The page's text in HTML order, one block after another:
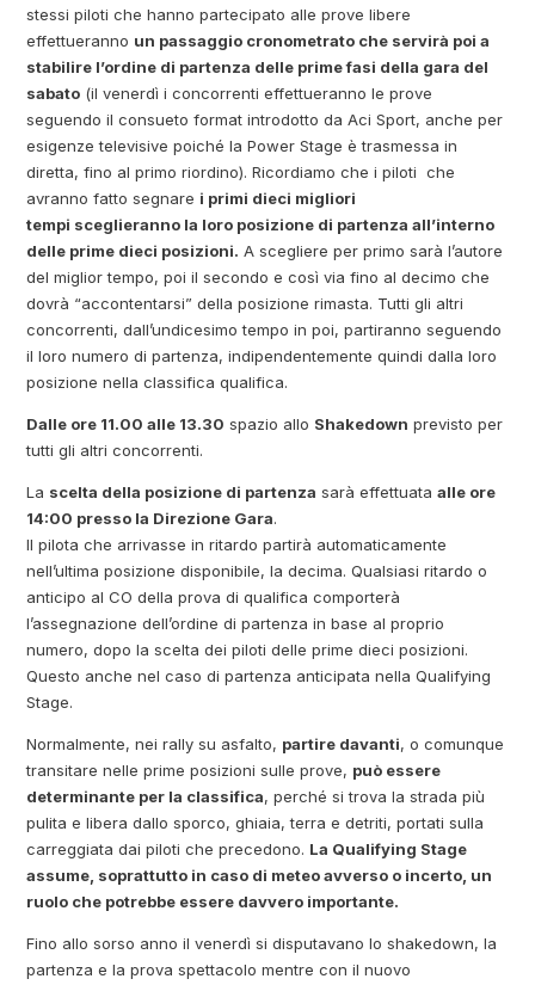
stessi piloti che hanno partecipato alle prove libere
effettueranno un passaggio cronometrato che servirà poi a
stabilire l’ordine di partenza delle prime fasi della gara del
sabato (il venerdì i concorrenti effettueranno le prove
seguendo il consueto format introdotto da Aci Sport, anche per
esigenze televisive poiché la Power Stage è trasmessa in
diretta, fino al primo riordino). Ricordiamo che i piloti che
avranno fatto segnare i primi dieci migliori
tempi sceglieranno la loro posizione di partenza all’interno
delle prime dieci posizioni. A scegliere per primo sarà l’autore
del miglior tempo, poi il secondo e così via fino al decimo che
dovrà “accontentarsi” della posizione rimasta. Tutti gli altri
concorrenti, dall’undicesimo tempo in poi, partiranno seguendo
il loro numero di partenza, indipendentemente quindi dalla loro
posizione nella classifica qualifica.
Dalle ore 11.00 alle 13.30 spazio allo Shakedown previsto per
tutti gli altri concorrenti.
La scelta della posizione di partenza sarà effettuataalle ore
14:00 presso la Direzione Gara.
Il pilota che arrivasse in ritardo partirà automaticamente
nell’ultima posizione disponibile, la decima. Qualsiasi ritardo o
anticipo al CO della prova di qualifica comporterà
l’assegnazione dell’ordine di partenza in base al proprio
numero, dopo la scelta dei piloti delle prime dieci posizioni.
Questo anche nel caso di partenza anticipata nella Qualifying
Stage.
Normalmente, nei rally su asfalto, partire davanti, o comunque
transitare nelle prime posizioni sulle prove, può essere
determinante per la classifica, perché si trova la strada più
pulita e libera dallo sporco, ghiaia, terra e detriti, portati sulla
carreggiata dai piloti che precedono. La Qualifying Stage
assume, soprattutto in caso di meteo avverso o incerto, un
ruolo che potrebbe essere davvero importante.
Fino allo sorso anno il venerdì si disputavano lo shakedown, la
partenza e la prova spettacolo mentre con il nuovo